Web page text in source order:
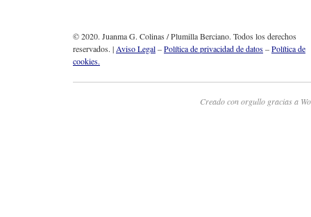
© 2020. Juanma G. Colinas / Plumilla Berciano. Todos los derechos
reservados. |Aviso Legal–Política de privacidad de datos–Política de
cookies.
Creado con orgullo gracias a